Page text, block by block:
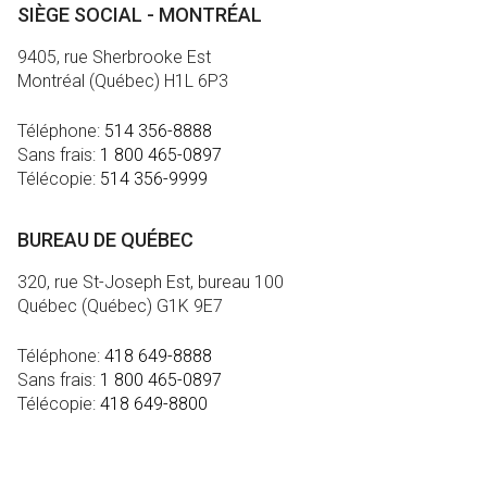
SIÈGE SOCIAL - MONTRÉAL
9405, rue Sherbrooke Est
Montréal (Québec) H1L 6P3
Téléphone: 514 356-8888
Sans frais: 1 800 465-0897
Télécopie: 514 356-9999
BUREAU DE QUÉBEC
320, rue St-Joseph Est, bureau 100
Québec (Québec) G1K 9E7
Téléphone: 418 649-8888
Sans frais: 1 800 465-0897
Télécopie: 418 649-8800